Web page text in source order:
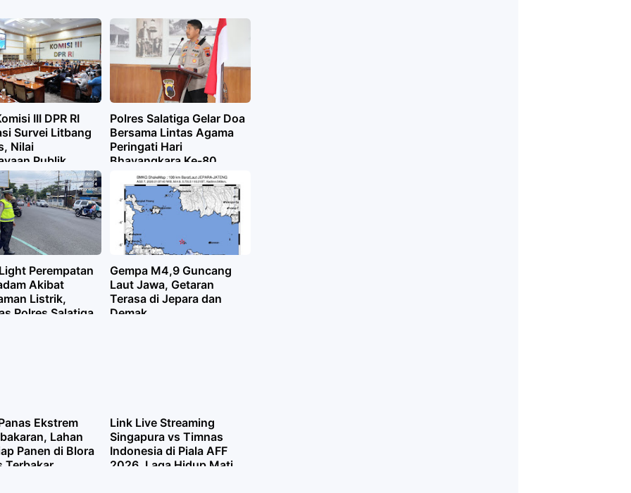
III DPR RI
Survei Litbang
Nilai
Publik
Polri Terus
Polres Salatiga Gelar Doa
Bersama Lintas Agama
Peringati Hari
Bhayangkara Ke-80,
Perkuat Toleransi dan
Sinergitas
Perempatan
Akibat
Listrik,
Polres Salatiga
Gempa M4,9 Guncang
Laut Jawa, Getaran
Terasa di Jepara dan
Demak
Ekstrem
Lahan
Panen di Blora
Terbakar
Link Live Streaming
Singapura vs Timnas
Indonesia di Piala AFF
2026, Laga Hidup Mati